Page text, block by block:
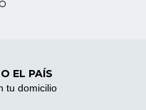
EL PAÍS
tu domicilio